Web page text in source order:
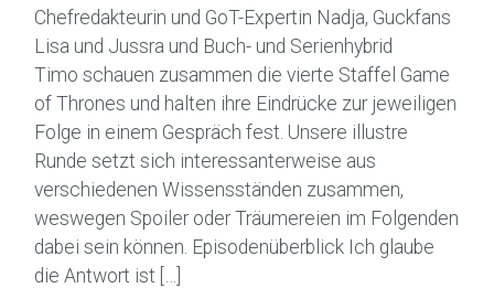
Chefredakteurin und GoT-Expertin Nadja, Guckfans
Lisa und Jussra und Buch- und Serienhybrid
Timo schauen zusammen die vierte Staffel Game
of Thrones und halten ihre Eindrücke zur jeweiligen
Folge in einem Gespräch fest. Unsere illustre
Runde setzt sich interessanterweise aus
verschiedenen Wissensständen zusammen,
weswegen Spoiler oder Träumereien im Folgenden
dabei sein können. Episodenüberblick Ich glaube
die Antwort ist […]